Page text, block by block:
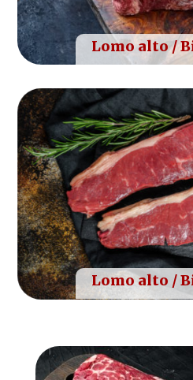
Lomo alto /
Lomo alto /